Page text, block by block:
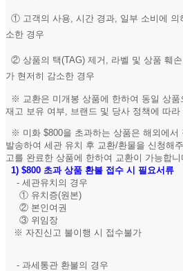
① 고객의 사용, 시간 경과, 일부 소비에 의
소한 경우
② 상품의 택(TAG) 제거, 라벨 및 상품 훼
가 현저히 감소한 경우
※ 교환은 미개봉 상품에 한하여 동일 상품
재고 보유 여부, 브랜드 및 당사 정책에 따
※ 미화 $800을 초과하는 상품은 해외에서
발송하여 세관 유치 후 교환/환물을 신청해
고를 완료한 상품에 한하여 교환이 가능합니
1) $800 초과 상품 환불 접수 시 필요서류
- 세관유치의 경우
① 유치증(원본)
② 본인여권
③ 위임장
※ 자진신고 불이행 시 접수불가
- 과세통관 환불의 경우